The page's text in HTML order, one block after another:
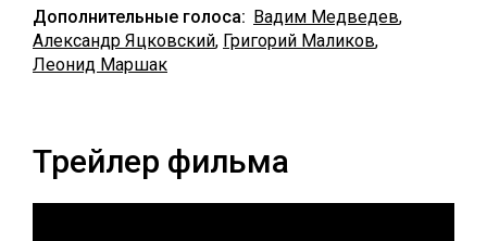
Дополнительные голоса: Вадим Медведев,
Александр Яцковский, Григорий Маликов,
Леонид Маршак
Трейлер фильма